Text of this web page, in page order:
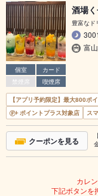
個室
カード
禁煙席
喫煙席
酒場
豊富なド
富
【アプリ予約限定】最大800ポ
ポイントプラス対象店
ス
クーポンを見る
カレ
下記ボタンを